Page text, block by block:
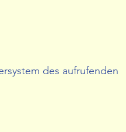
des aufrufenden